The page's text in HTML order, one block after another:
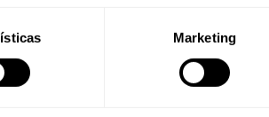
Marketing